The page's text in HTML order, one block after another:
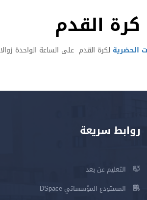
كرة القدم
الحضرية لكرة القدم على الساعة الواحدة زوالا (13:00) بقاعة
روابط سريعة
التعليم عن بعد
المستودع المؤسساتي DSpace